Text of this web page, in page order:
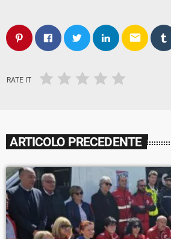
email
RATE IT
ARTICOLO PRECEDENTE